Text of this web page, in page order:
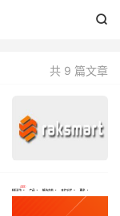

共 9 篇文章